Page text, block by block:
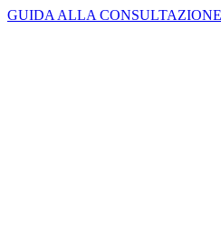
GUIDA ALLA CONSULTAZIONE